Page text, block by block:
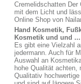
Cremelidschatten Der
mit dem Licht und
Online Shop von
Hand Kosmetik,
Kosmetik und und ...
Es gibt eine Vielzahl
jedermann. Auch für
Auswahl an
hohe Qualität achten,
Qualitativ